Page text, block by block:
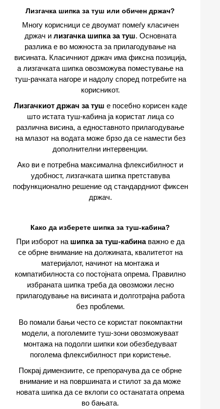
Лизгачка шипка за туш или обичен држач?
Многу корисници се двоумат помеѓу класичен
држач и лизгачка шипка за туш. Основната
разлика е во можноста за прилагодување на
висината. Класичниот држач има фиксна позиција,
а лизгачката шипка овозможува поместување на
туш-рачката нагоре и надолу според потребите на
корисникот.
Лизгачкиот држач за туш е посебно корисен каде
што истата туш-кабина ја користат лица со
различна висина, а едноставното прилагодување
на млазот на водата може брзо да се намести без
дополнителни интервенции.
Ако ви е потребна максимална флексибилност и
удобност, лизгачката шипка претставува
пофункционално решение од стандардниот фиксен
држач.
Како да изберете шипка за туш-кабина?
При изборот на шипка за туш-кабинаважно е да
се обрне внимание на должината, квалитетот на
материјалот, начинот на монтажа и
компатибилноста со постојната опрема. Правилно
избраната шипка треба да овозможи лесно
прилагодување на висината и долготрајна работа
без проблеми.
Во помали бањи често се користат покомпактни
модели, а поголемите туш-зони овозможуваат
монтажа на подолги шипки кои обезбедуваат
поголема флексибилност при користење.
Покрај димензиите, се препорачува да се обрне
внимание и на површината и стилот за да може
новата шипка да се вклопи со останатата опрема
во бањата.